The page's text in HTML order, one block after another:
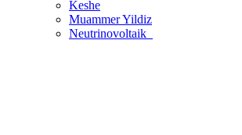
Keshe
Muammer Yildiz
Neutrinovoltaik